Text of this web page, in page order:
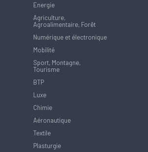
Energie
Agriculture,
Agroalimentaire, Forêt
Numérique et électronique
Mobilité
Sport, Montagne,
Tourisme
BTP
Luxe
Chimie
Aéronautique
Textile
Plasturgie